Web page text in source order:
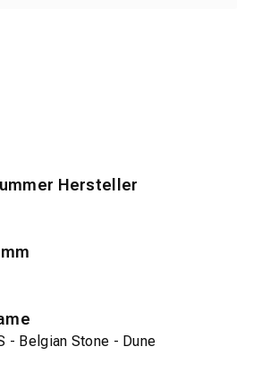
Hersteller
- Belgian Stone - Dune